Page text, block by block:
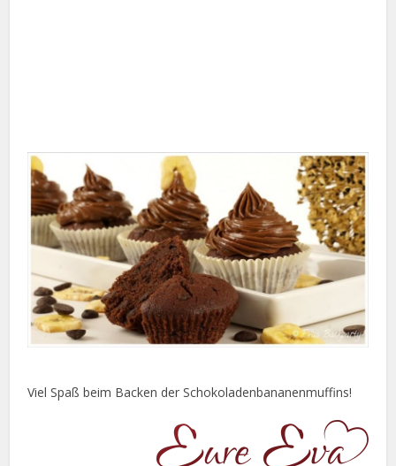
Viel Spaß beim Backen der Schokoladenbananenmuffins!